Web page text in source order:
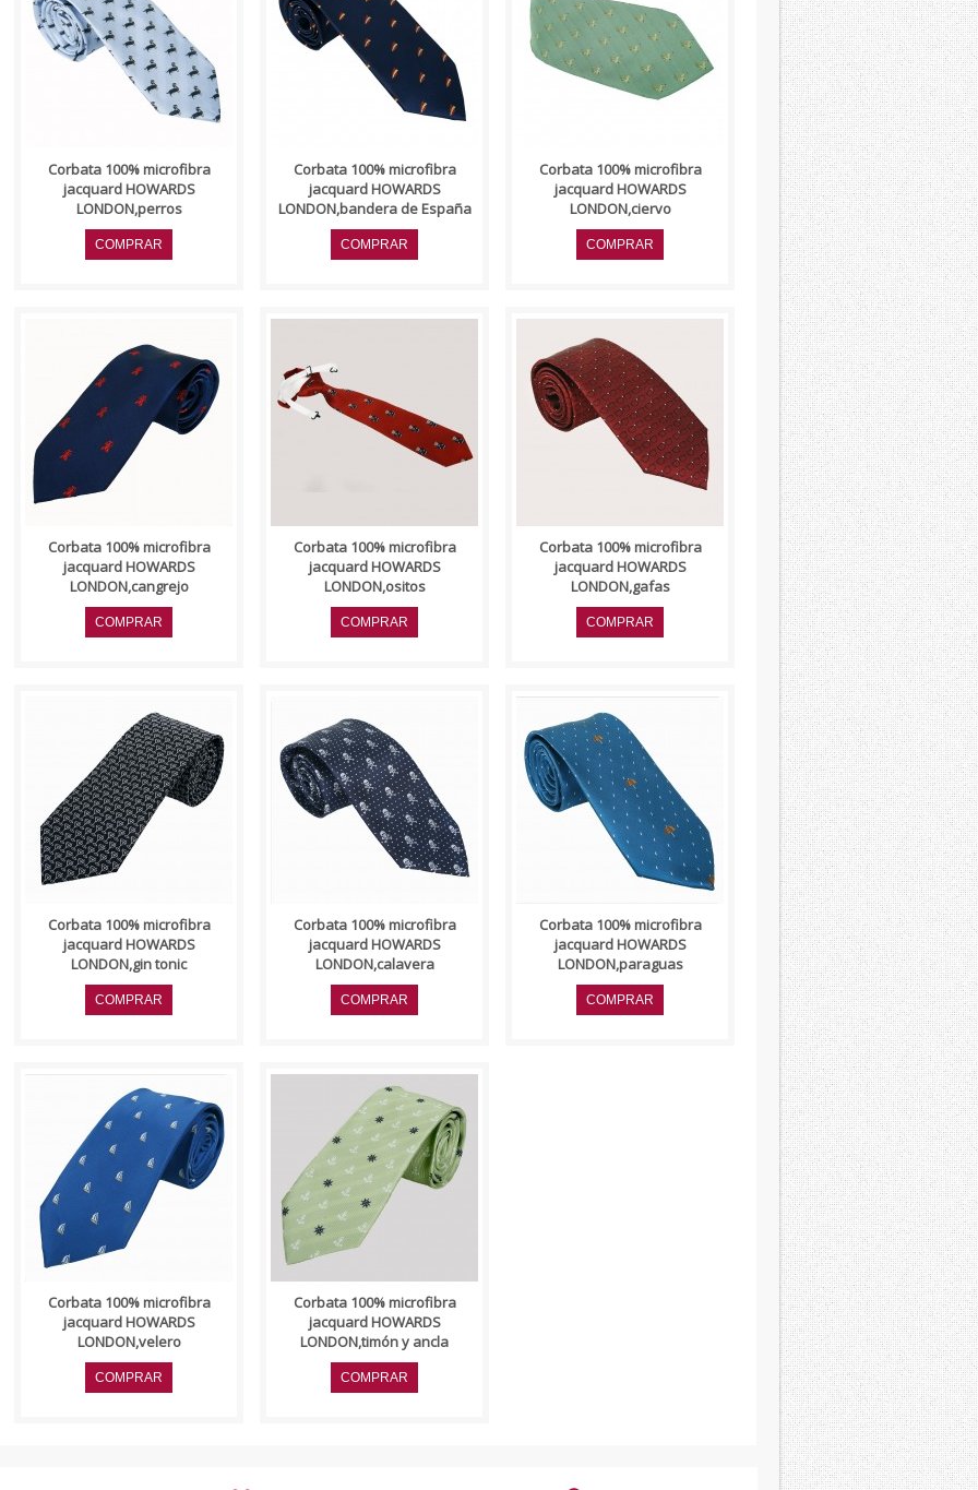
..
Corbata 100% microfibra
jacquard HOWARDS
LONDON,perros
Corbata 100% microfibra
jacquard HOWARDS
LONDON,bandera de España
Corbata 100% Microfibra
jacquard,firma HOWARDS
London,con pasador del
mismo tejido,con entretela int..
Corbata 100% microfibra
jacquard HOWARDS
LONDON,ciervo
Corbata 100% microfibra
jacquard HOWARDS
LONDON,cangrejo
Corbata 100% microfibra
jacquard HOWARDS
LONDON,ositos
..
Corbata 100% microfibra
jacquard HOWARDS
LONDON,gafas
..
Corbata 100% microfibra
jacquard HOWARDS
LONDON,gin tonic
..
Corbata 100% microfibra
jacquard HOWARDS
LONDON,calavera
..
Corbata 100% microfibra
jacquard HOWARDS
LONDON,paraguas
Corbata 100% microfibra
jacquard HOWARDS
LONDON,velero
..
Corbata 100% microfibra
jacquard HOWARDS
LONDON,timón y ancla